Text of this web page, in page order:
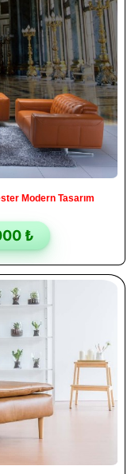
Modern Tasarım
₺